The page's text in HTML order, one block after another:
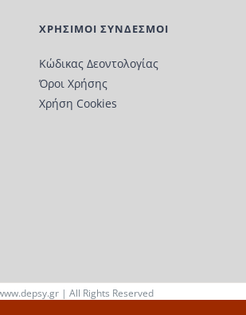
ΧΡΗΣΙΜΟΙ ΣΥΝΔΕΣΜΟΙ
Κώδικας Δεοντολογίας
Όροι Χρήσης
Χρήση Cookies
| All Rights Reserved